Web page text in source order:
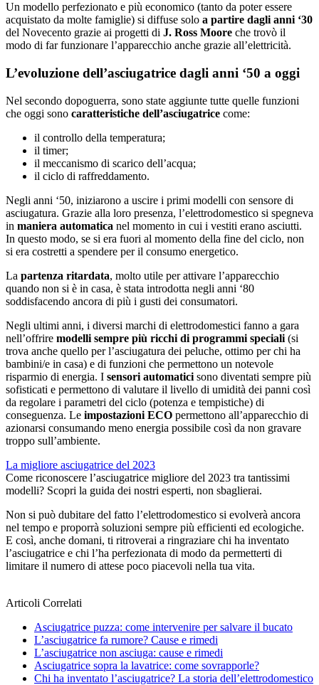
Un modello perfezionato e più economico (tanto da poter essere
acquistato da molte famiglie) si diffuse solo a partire dagli anni ‘30
del Novecento grazie ai progetti di J. Ross Moore che trovò il
modo di far funzionare l’apparecchio anche grazie all’elettricità.
L’evoluzione dell’asciugatrice dagli anni ‘50 a oggi
Nel secondo dopoguerra, sono state aggiunte tutte quelle funzioni
che oggi sono caratteristiche dell’asciugatrice come:
il controllo della temperatura;
il timer;
il meccanismo di scarico dell’acqua;
il ciclo di raffreddamento.
Negli anni ‘50, iniziarono a uscire i primi modelli con sensore di
asciugatura. Grazie alla loro presenza, l’elettrodomestico si spegneva
in maniera automatica nel momento in cui i vestiti erano asciutti.
In questo modo, se si era fuori al momento della fine del ciclo, non
si era costretti a spendere per il consumo energetico.
La partenza ritardata, molto utile per attivare l’apparecchio
quando non si è in casa, è stata introdotta negli anni ‘80
soddisfacendo ancora di più i gusti dei consumatori.
Negli ultimi anni, i diversi marchi di elettrodomestici fanno a gara
nell’offrire modelli sempre più ricchi di programmi speciali (si
trova anche quello per l’asciugatura dei peluche, ottimo per chi ha
bambini/e in casa) e di funzioni che permettono un notevole
risparmio di energia. I sensori automatici sono diventati sempre più
sofisticati e permettono di valutare il livello di umidità dei panni così
da regolare i parametri del ciclo (potenza e tempistiche) di
conseguenza. Le impostazioni ECO permettono all’apparecchio di
azionarsi consumando meno energia possibile così da non gravare
troppo sull’ambiente.
La migliore asciugatrice del 2023
Come riconoscere l’asciugatrice migliore del 2023 tra tantissimi
modelli? Scopri la guida dei nostri esperti, non sbaglierai.
Non si può dubitare del fatto l’elettrodomestico si evolverà ancora
nel tempo e proporrà soluzioni sempre più efficienti ed ecologiche.
E così, anche domani, ti ritroverai a ringraziare chi ha inventato
l’asciugatrice e chi l’ha perfezionata di modo da permetterti di
limitare il numero di attese poco piacevoli nella tua vita.
Articoli Correlati
Asciugatrice puzza: come intervenire per salvare il bucato
L’asciugatrice fa rumore? Cause e rimedi
L’asciugatrice non asciuga: cause e rimedi
Asciugatrice sopra la lavatrice: come sovrapporle?
Chi ha inventato l’asciugatrice? La storia dell’elettrodomestico